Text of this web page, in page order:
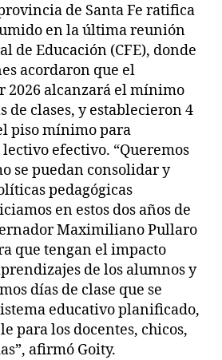
de Santa Fe ratifica
en la última reunión
de Educación (CFE), donde
acordaron que el
2026 alcanzará el mínimo
de clases, y establecieron 4
piso mínimo para
efectivo. “Queremos
se puedan consolidar y
pedagógicas
en estos dos años de
Maximiliano Pullaro
que tengan el impacto
de los alumnos y
días de clase que se
educativo planificado,
para los docentes, chicos,
afirmó Goity.